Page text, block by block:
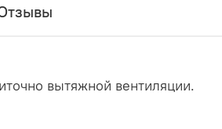
вытяжной вентиляции.